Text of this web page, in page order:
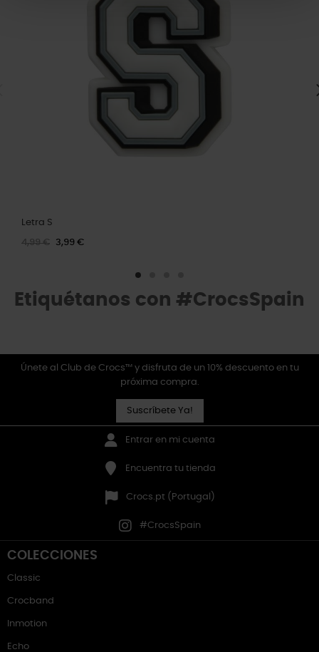
Letra S
4,99 € 3,99 €
Etiquétanos con #CrocsSpain
Únete al Club de Crocs™ y disfruta de un 10% descuento en tu
próxima compra.
Suscríbete Ya!
Entrar en mi cuenta
Encuentra tu tienda
Crocs.pt (Portugal)
#CrocsSpain
COLECCIONES
Classic
Crocband
Inmotion
Echo